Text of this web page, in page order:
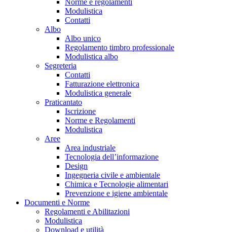
Norme e regolamenti
Modulistica
Contatti
Albo
Albo unico
Regolamento timbro professionale
Modulistica albo
Segreteria
Contatti
Fatturazione elettronica
Modulistica generale
Praticantato
Iscrizione
Norme e Regolamenti
Modulistica
Aree
Area industriale
Tecnologia dell’informazione
Design
Ingegneria civile e ambientale
Chimica e Tecnologie alimentari
Prevenzione e igiene ambientale
Documenti e Norme
Regolamenti e Abilitazioni
Modulistica
Download e utilità